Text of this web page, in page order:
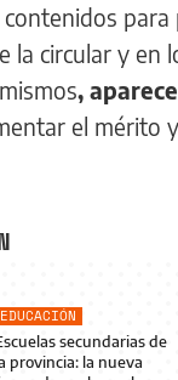
la circular y en
,
el mérito
EDUCACIÓN
secundarias de
provincia: la nueva